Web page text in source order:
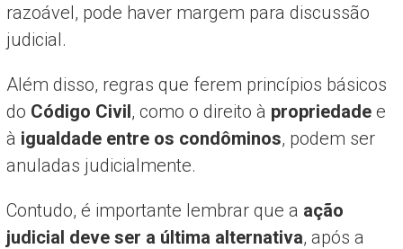
razoável, pode haver margem para discussão
judicial.
Além disso, regras que ferem princípios básicos
do Código Civil, como o direito à propriedadee
à igualdade entre os condôminos, podem ser
anuladas judicialmente.
Contudo, é importante lembrar que a ação
judicial deve ser a última alternativa, após a